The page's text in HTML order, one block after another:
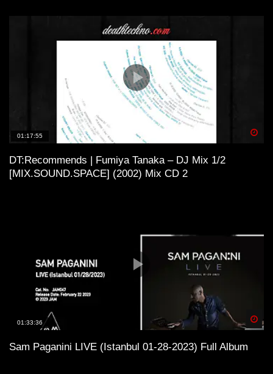
01:17:55
DT:Recommends | Fumiya Tanaka – DJ Mix 1/2
[MIX.SOUND.SPACE] (2002) Mix CD 2
01:33:36
Sam Paganini LIVE (Istanbul 01-28-2023) Full Album